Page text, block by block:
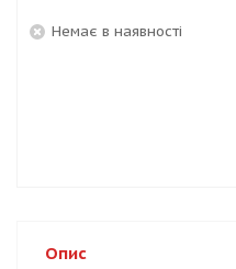
Немає в наявності
Опис